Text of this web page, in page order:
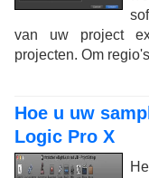
van uw project
projecten. Om
Hoe u uw
Logic Pro X